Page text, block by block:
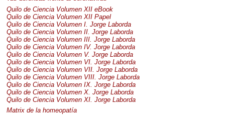
Quilo de Ciencia Volumen XIIeBook
Quilo de Ciencia Volumen XIIPapel
Quilo de Ciencia Volumen I. Jorge Laborda
Quilo de Ciencia Volumen II. Jorge Laborda
Quilo de Ciencia Volumen III. Jorge Laborda
Quilo de Ciencia Volumen IV. Jorge Laborda
Quilo de Ciencia Volumen V. Jorge Laborda
Quilo de Ciencia Volumen VI. Jorge Laborda
Quilo de Ciencia Volumen VII. Jorge Laborda
Quilo de Ciencia Volumen VIII. Jorge Laborda
Quilo de Ciencia Volumen IX. Jorge Laborda
Quilo de Ciencia Volumen X. Jorge Laborda
Quilo de Ciencia Volumen XI. Jorge Laborda
Matrix de la homeopatía